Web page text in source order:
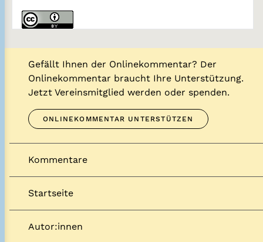
Gefällt Ihnen der Onlinekommentar? Der
Onlinekommentar braucht Ihre Unterstützung.
Jetzt Vereinsmitglied werden oder spenden.
ONLINEKOMMENTAR UNTERSTÜTZEN
Kommentare
Startseite
Autor:innen